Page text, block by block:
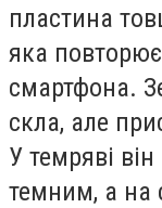
пластина
яка
смартфона.
скла, але
У темряві
темним, а на